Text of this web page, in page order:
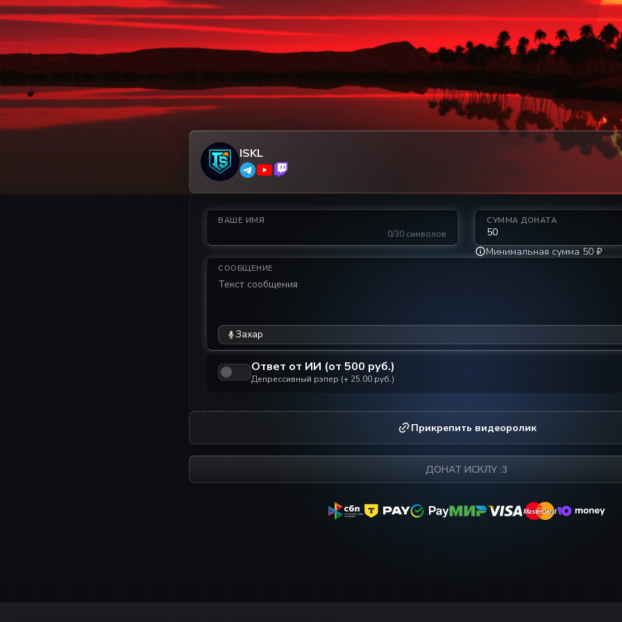
ISKL
ВАШЕ ИМЯ
0/30 символов
СУММА ДОНАТА
Минимальная сумма 50 ₽
СООБЩЕНИЕ
Захар
Ответ от ИИ (от 500 руб.)
Депрессивный рэпер (+ 25.00 руб.)
Прикрепить видеоролик
ДОНАТ ИСКЛУ :3
MasterCard
MasterCard